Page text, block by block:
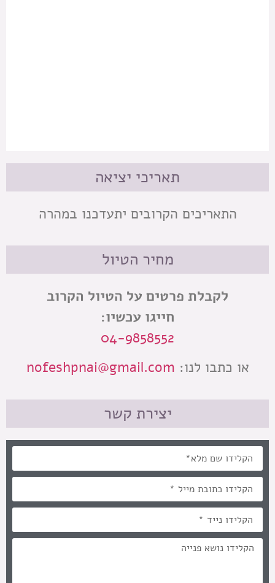
תאריכי יציאה
התאריכים הקרובים יתעדכנו במהרה
מחיר הטיול
לקבלת פרטים על הטיול הקרוב
חייגו עכשיו:
04-9858552
או כתבו לנו: nofeshpnai@gmail.com
יצירת קשר